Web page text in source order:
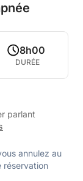
8h00
DURÉE
parlant
annulez au
réservation